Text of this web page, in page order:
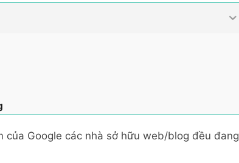
Google các nhà sở hữu web/blog đều đang